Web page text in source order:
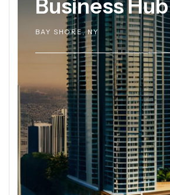
Business Hub
BAY SHORE, NY